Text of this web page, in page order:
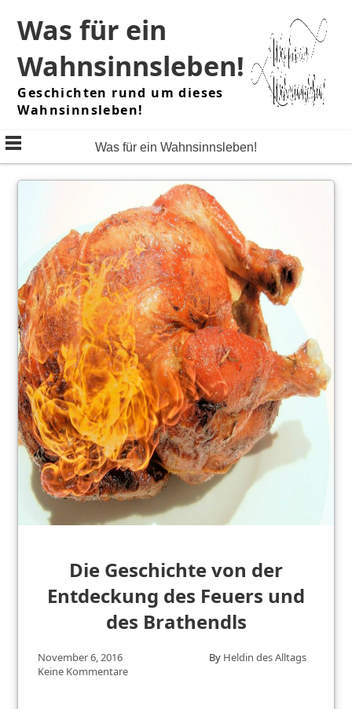
content
Was für ein
Wahnsinnsleben!
Geschichten rund um dieses
Wahnsinnsleben!
Was für ein Wahnsinnsleben!
Die Geschichte von der
Entdeckung des Feuers und
des Brathendls
November 6, 2016 By Heldin des Alltags
Keine Kommentare